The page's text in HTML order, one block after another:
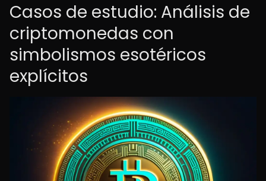
Casos de estudio: Análisis de
criptomonedas con
simbolismos esotéricos
explícitos